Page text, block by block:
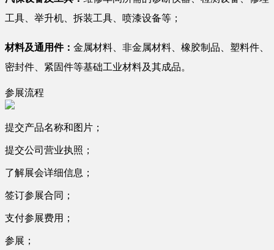
工具、举升机、拆装工具、喷漆设备等；
材料及通用件： 金属材料、非金属材料、橡胶制品、塑料件、
密封件、紧固件等基础工业材料及其成品。
参展流程
提交产品名称和图片；
提交公司营业执照；
了解展会详细信息；
签订参展合同；
支付参展费用；
参展；